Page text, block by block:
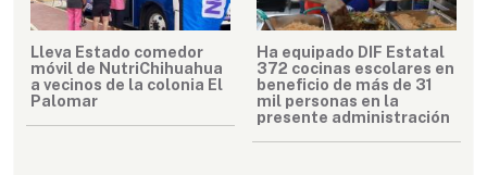
Lleva Estado comedor
móvil de NutriChihuahua
a vecinos de la colonia El
Palomar
Ha equipado DIF Estatal
372 cocinas escolares en
beneficio de más de 31
mil personas en la
presente administración